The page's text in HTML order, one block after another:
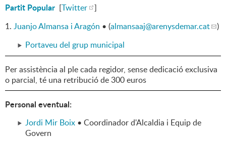
Partit Popular [Twitter
]
1. Juanjo Almansa i Aragón • (almansaaj@arenysdemar.cat
)
Portaveu del grup municipal
Per assistència al ple cada regidor, sense dedicació exclusiva
o parcial, té una retribució de 300 euros
Personal eventual:
Jordi Mir Boix • Coordinador d'Alcaldia i Equip de
Govern